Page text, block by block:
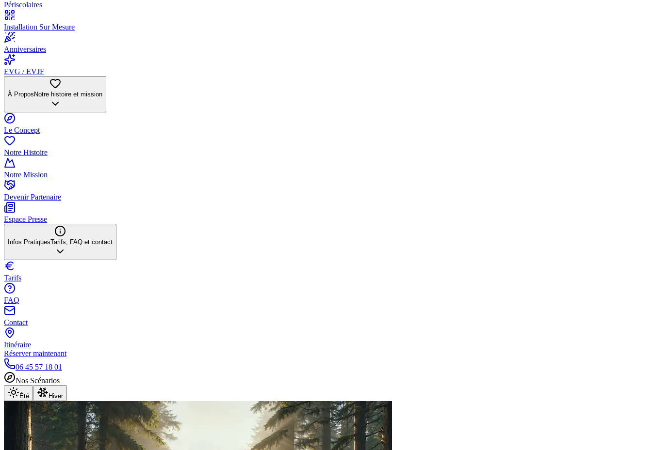
Périscolaires
Installation Sur Mesure
Anniversaires
EVG / EVJF
À Propos Notre histoire et mission
Le Concept
Notre Histoire
Notre Mission
Devenir Partenaire
Espace Presse
Infos PratiquesTarifs, FAQ et contact
Tarifs
FAQ
Contact
Itinéraire
Réserver maintenant
06 45 57 18 01
Nos Scénarios
Été Hiver